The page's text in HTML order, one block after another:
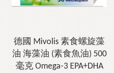
德國 Mivolis 素食螺旋藻
油 海藻油 (素食魚油) 500
毫克 Omega-3 EPA+DHA